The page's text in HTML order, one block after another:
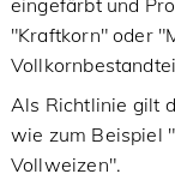
"Kraftkorn" oder
Als Richtlinie gilt
wie zum Beispiel
Vollweizen".